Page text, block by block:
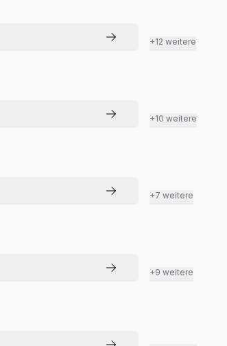
+12 weitere
+10 weitere
+7 weitere
+9 weitere